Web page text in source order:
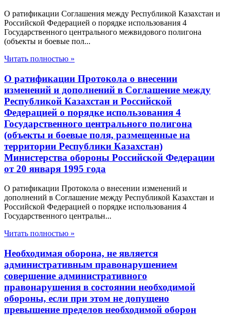
О ратификации Соглашения между Республикой Казахстан и
Российской Федерацией о порядке использования 4
Государственного центрального межвидового полигона
(объекты и боевые пол...
Читать полностью »
О ратификации Протокола о внесении
изменений и дополнений в Соглашение между
Республикой Казахстан и Российской
Федерацией о порядке использования 4
Государственного центрального полигона
(объекты и боевые поля, размещенные на
территории Республики Казахстан)
Министерства обороны Российской Федерации
от 20 января 1995 года
О ратификации Протокола о внесении изменений и
дополнений в Соглашение между Республикой Казахстан и
Российской Федерацией о порядке использования 4
Государственного центральн...
Читать полностью »
Необходимая оборона, не является
административным правонарушением
совершение административного
правонарушения в состоянии необходимой
обороны, если при этом не допущено
превышение пределов необходимой оборон